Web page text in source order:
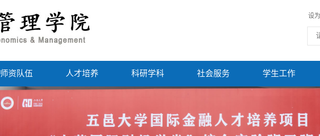
设
师资队伍 人才培养 科研学科 社会服务 学生工作